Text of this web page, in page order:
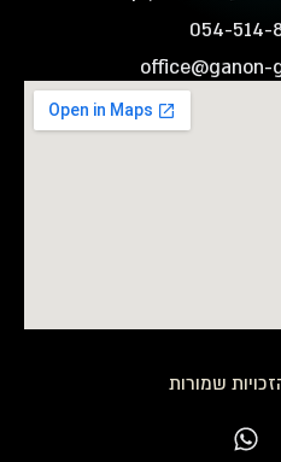
054-514-
office@ganon-